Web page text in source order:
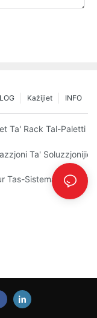
INFO
Każijiet
Għal Ġestjoni
Ta' Rack Tal-Paletti
Xejriet U
Ta'
Tfittex
Tas-Sistema Tal-